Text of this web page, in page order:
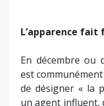
L’apparence fait
En décembre ou
est
de désigner « la
un agent influent,